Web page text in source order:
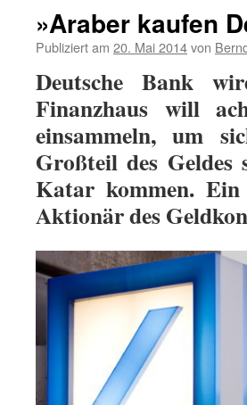
»Araber kaufen
Publiziert am 20. Mai 2014von
Deutsche Bank
Finanzhaus will
einsammeln, um
Großteil des
Katar kommen.
Aktionär des